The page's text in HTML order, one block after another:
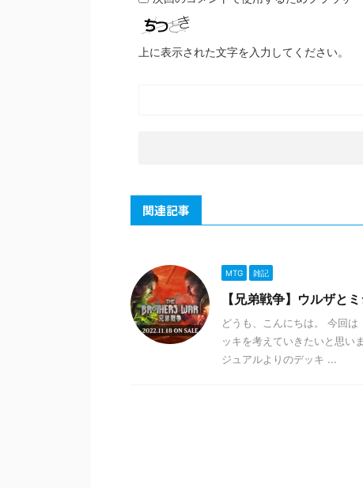
上に表示された文字を入力してください。
関連記事
MTG 雑記
【兄弟戦争】ウルザと
どうも、こんにちは。 今回
ッキを考えていきたいと思い
ジュアルよりのデッキ ...